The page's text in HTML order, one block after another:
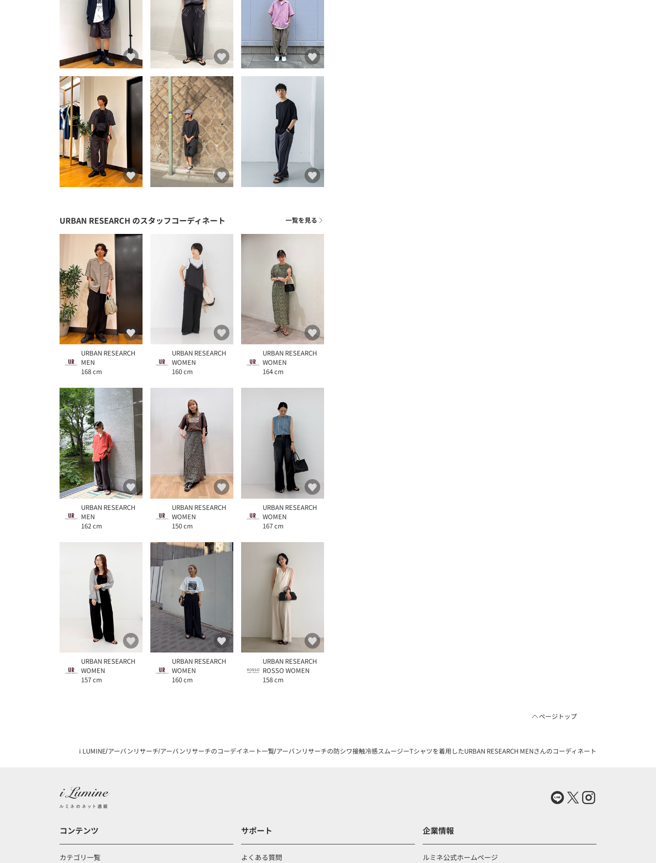
URBAN RESEARCH のスタッフコーディネート 一覧を見る
URBAN RESEARCH
MEN
168 cm
URBAN RESEARCH
WOMEN
160 cm
URBAN RESEARCH
WOMEN
164 cm
URBAN RESEARCH
MEN
162 cm
URBAN RESEARCH
WOMEN
150 cm
URBAN RESEARCH
WOMEN
167 cm
URBAN RESEARCH
WOMEN
157 cm
URBAN RESEARCH
WOMEN
160 cm
URBAN RESEARCH
ROSSO WOMEN
158 cm
ページトップ
i LUMINE アーバンリサーチ アーバンリサーチのコーデイネート一覧アーバンリサーチの防シワ接触冷感スムージーTシャツを着用したURBAN RESEARCH MENさんのコーディネート（83726329）
コンテンツ
カテゴリ一覧
サポート
よくある質問
企業情報
ルミネ公式ホームページ